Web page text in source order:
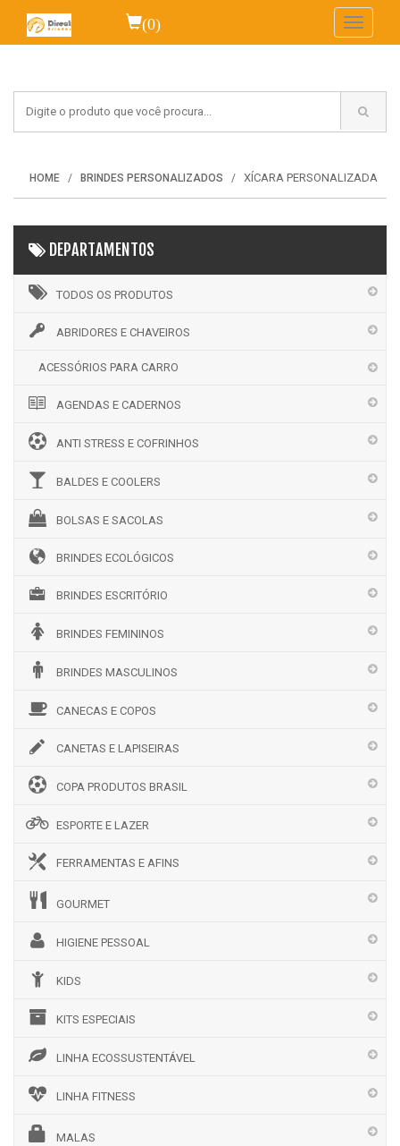
(0)
Toggle
HOME BRINDES PERSONALIZADOS XÍCARA PERSONALIZADA
DEPARTAMENTOS
TODOS OS PRODUTOS
ABRIDORES E CHAVEIROS
ACESSÓRIOS PARA CARRO
AGENDAS E CADERNOS
ANTI STRESS E COFRINHOS
BALDES E COOLERS
BOLSAS E SACOLAS
BRINDES ECOLÓGICOS
BRINDES ESCRITÓRIO
BRINDES FEMININOS
BRINDES MASCULINOS
CANECAS E COPOS
CANETAS E LAPISEIRAS
COPA PRODUTOS BRASIL
ESPORTE E LAZER
FERRAMENTAS E AFINS
GOURMET
HIGIENE PESSOAL
KIDS
KITS ESPECIAIS
LINHA ECOSSUSTENTÁVEL
LINHA FITNESS
MALAS